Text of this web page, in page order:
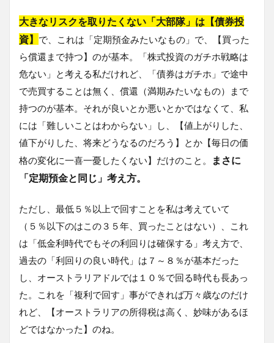
大きなリスクを取りたくない「大部隊」は【債券投
資】 で、これは「定期預金みたいなもの」で、【買った
ら償還まで持つ】のが基本。「株式投資のガチホ戦略は
危ない」と考える私だけれど、「債券はガチホ」で途中
で売買することは無く、償還（満期みたいなもの）まで
持つのが基本。それが良いとか悪いとかではなくて、私
には「難しいことはわからない」し、【値上がりした、
値下がりした、将来どうなるのだろう】とか【毎日の価
格の変化に一喜一憂したくない】だけのこと。
まさに
「定期預金と同じ」考え方。
ただし、最低５％以上で回すことを私は考えていて
（５％以下のはこの３５年、買ったことはない）、これ
は「低金利時代でもその利回りは確保する」考え方で、
過去の「利回りの良い時代」は７～８％が基本だった
し、オーストラリアドルでは１０％で回る時代も長あっ
た。これを「複利で回す」事ができれば万々歳なのだけ
れど、【オーストラリアの所得税は高く、妙味があるほ
どではなかった】のね。